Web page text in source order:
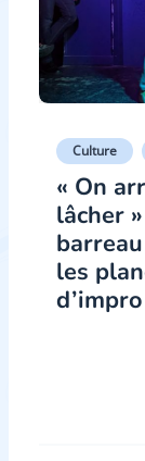
Culture
« On
lâcher
les
d’impro